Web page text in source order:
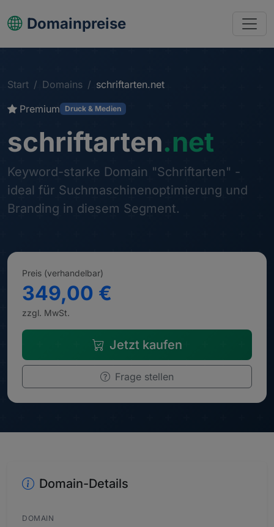
Domainpreise
Start Domains
schriftarten.net
Premium
Druck & Medien
schriftarten.net
Keyword-starke Domain "Schriftarten" -
ideal für Suchmaschinenoptimierung und
Branding in diesem Segment.
Preis (verhandelbar)
349,00 €
zzgl. MwSt.
Jetzt kaufen
Frage stellen
Domain-Details
DOMAIN